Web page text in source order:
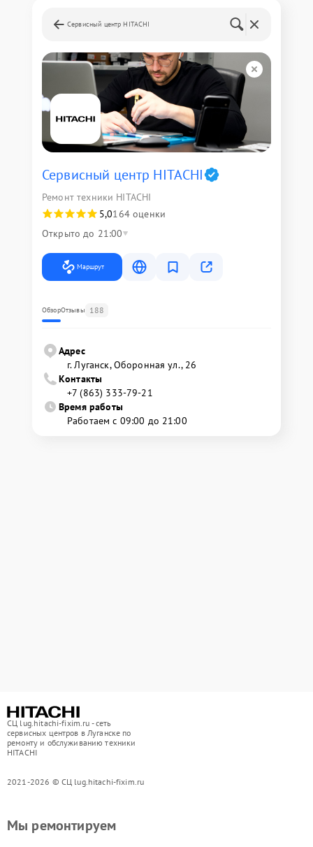
Сервисный центр HITACHI
Сервисный центр HITACHI
Ремонт техники HITACHI
5,0164 оценки
Открыто до 21:00
Маршрут
ОбзорОтзывы 188
Адрес
г. Луганск, Оборонная ул., 26
Контакты
+7 (863) 333-79-21
Время работы
Работаем с 09:00 до 21:00
СЦ lug.hitachi-fixim.ru - сеть
сервисных центров в Луганске по
ремонту и обслуживанию техники
HITACHI
2021-2026 © СЦ lug.hitachi-fixim.ru
Мы ремонтируем